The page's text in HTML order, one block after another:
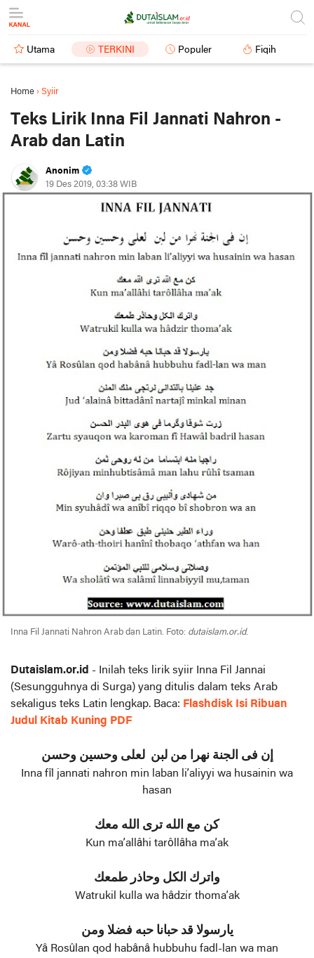
Utama TERKINI Populer Fiqih
Home › Syiir
Teks Lirik Inna Fil Jannati Nahron -
Arab dan Latin
Anonim
19 Des 2019, 03:38 WIB
Inna Fil Jannati Nahron Arab dan Latin. Foto: dutaislam.or.id.
Dutaislam.or.id - Inilah teks lirik syiir Inna Fil Jannai
(Sesungguhnya di Surga) yang ditulis dalam teks Arab
sekaligus teks Latin lengkap. Baca: Flashdisk Isi Ribuan
Judul Kitab Kuning PDF
إن فی الجنة نهرا من لبن لعلی وحسين وحسن
Inna fîl jannati nahron min laban li’aliyyi wa husainin wa
hasan
کن مع الله تری الله معك
Kun ma’allâhi tarôllâha ma’ak
واترك الکل وحاذر طمعك
Watrukil kulla wa hâdzir thoma’ak
يارسولا قد حبانا حبه فضلا ومن
Yâ Rosûlan qod habânâ hubbuhu fadl-lan wa man